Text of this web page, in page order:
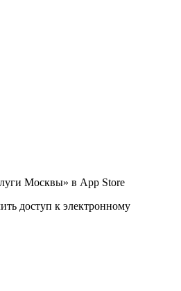
Москвы» в App Store
доступ к электронному